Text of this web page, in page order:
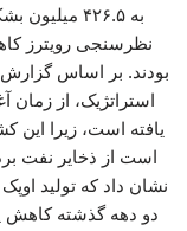
به ۴۲۶.۵
نظرسنجی رویترز
بودند. بر اساس گزارش
یافته است، زیرا این
است از ذخایر نفت
نشان داد که تولید
دو دهه گذشته کاهش